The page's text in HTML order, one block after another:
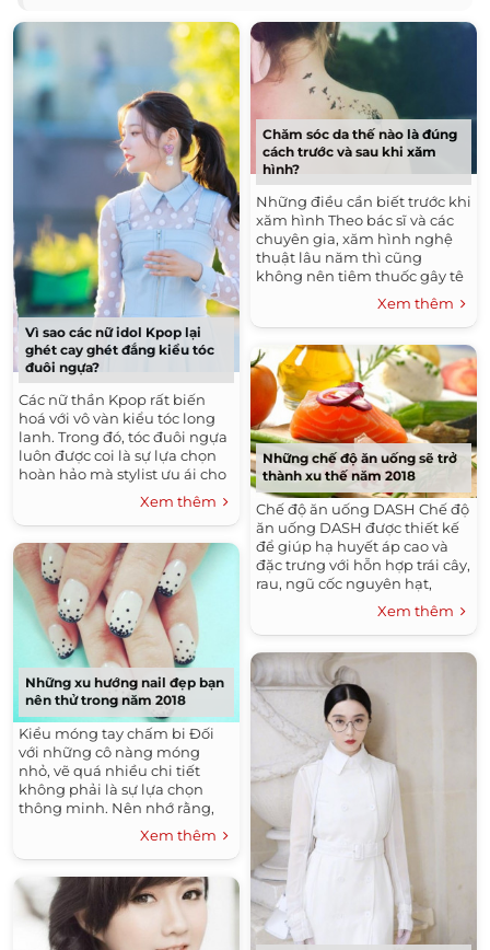
Vì sao các nữ idol Kpop lại
ghét cay ghét đắng kiểu tóc
đuôi ngựa?
Các nữ thần Kpop rất biến
hoá với vô vàn kiểu tóc long
lanh. Trong đó, tóc đuôi ngựa
luôn được coi là sự lựa chọn
hoàn hảo mà stylist ưu ái cho
mỗi lần xuất hiện của dàn
Xem thêm
Những xu hướng nail đẹp bạn
nên thử trong năm 2018
Kiểu móng tay chấm bi Đối
với những cô nàng móng
nhỏ, vẽ quá nhiều chi tiết
không phải là sự lựa chọn
thông minh. Nên nhớ rằng,
chỉ cần sáng tạo một chút và
Xem thêm
Chăm sóc da thế nào là đúng
cách trước và sau khi xăm
hình?
Những điều cần biết trước khi
xăm hình Theo bác sĩ và các
chuyên gia, xăm hình nghệ
thuật lâu năm thì cũng
không nên tiêm thuốc gây tê
để giảm đau vì thuốc gây tê
Xem thêm
Những chế độ ăn uống sẽ trở
thành xu thế năm 2018
Chế độ ăn uống DASH Chế độ
ăn uống DASH được thiết kế
để giúp hạ huyết áp cao và
đặc trưng với hỗn hợp trái cây,
rau, ngũ cốc nguyên hạt,
protein nạc và sữa ít chất...
Xem thêm